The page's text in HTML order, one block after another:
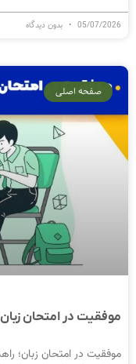
05/07/2026 بدون دیدگاه
صفحه اصلی
موفقیت در امتحان زبان
موفقیت در امتحان زبان؛